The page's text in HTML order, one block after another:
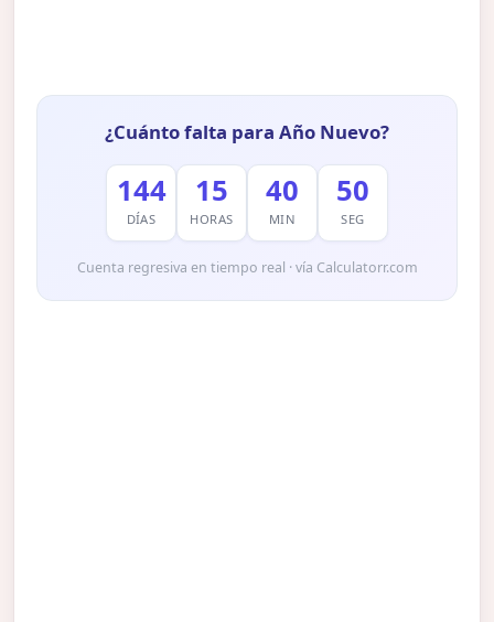
¿Cuánto falta para Año Nuevo?
144
DÍAS
15
HORAS
40
MIN
49
SEG
Cuenta regresiva en tiempo real · vía Calculatorr.com